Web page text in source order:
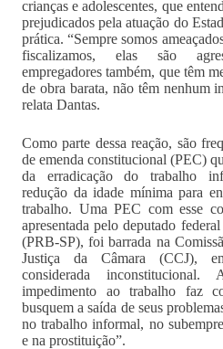
crianças e adolescentes, que
prejudicados pela atuação do
prática. “Sempre somos
fiscalizamos, elas são
empregadores também, que têm
de obra barata, não têm nenhum
relata Dantas.
Como parte dessa reação, são
de emenda constitucional (PEC)
da erradicação do trabalho
redução da idade mínima para
trabalho. Uma PEC com esse
apresentada pelo deputado
(PRB-SP), foi barrada na
Justiça da Câmara (CCJ),
considerada
impedimento ao trabalho faz
busquem a saída de seus
no trabalho informal, no
e na prostituição”.